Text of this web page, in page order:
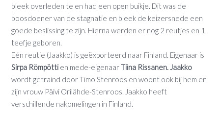
bleek overleden te en had een open buikje. Dit was de
boosdoener van de stagnatie en bleek de keizersnede een
goede beslissing te zijn. Hierna werden er nog 2 reutjes en 1
teefje geboren.
Eén reutje (Jaakko) is geëxporteerd naar Finland. Eigenaar is
Sirpa Römpöttien mede-eigenaarTiina Rissanen. Jaakko
wordt getraind door Timo Stenroos en woont ook bij hem en
zijn vrouw Päivi Orilähde-Stenroos. Jaakko heeft
verschillende nakomelingen in Finland.